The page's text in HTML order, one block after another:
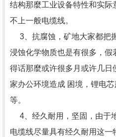
结构那麼工业设备特性和实际
不上一般电缆线。
3、抗腐蚀，矿地大家都把
浸蚀化学物质也是有很多，
得话那麼或许很多月或许几日
家办公环境造成 困境，锂电
等。
4、经久耐用，坚固，由于
电缆线尽量具有经久耐用这一